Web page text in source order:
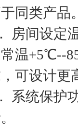
同类产品
房间设定
常温+5℃--
可设计更
系统保护